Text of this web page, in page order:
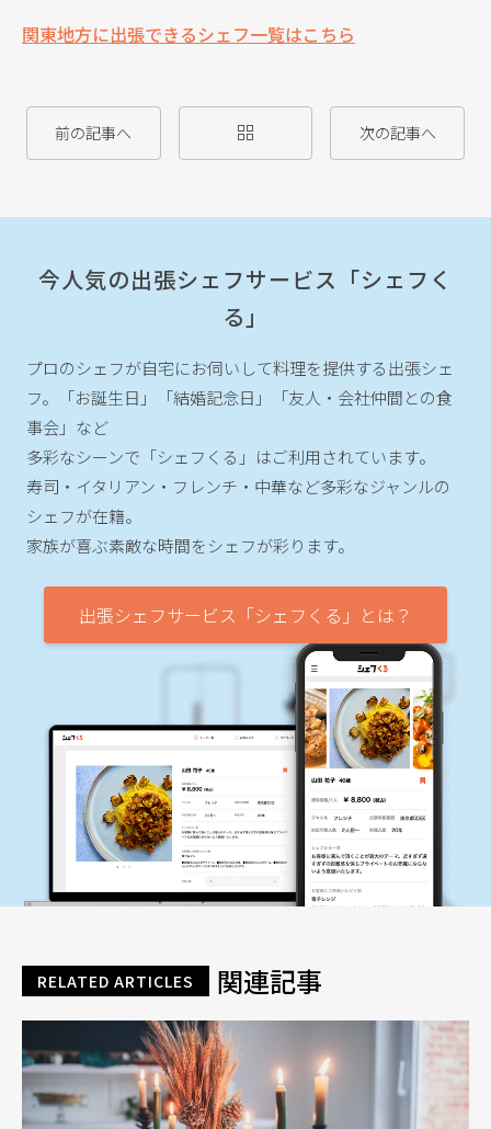
関東地方に出張できるシェフ一覧はこちら
前の記事へ 次の記事へ
今人気の出張シェフサービス「シェフく
る」
プロのシェフが自宅にお伺いして料理を提供する出張シェ
フ。
「お誕生日」「結婚記念日」「友人・会社仲間との食
事会」など
多彩なシーンで「シェフくる」はご利用されています。
寿司・イタリアン・フレンチ・中華など多彩なジャンルの
シェフが在籍。
家族が喜ぶ素敵な時間をシェフが彩ります。
出張シェフサービス「シェフくる」とは？
RELATED ARTICLES 関連記事